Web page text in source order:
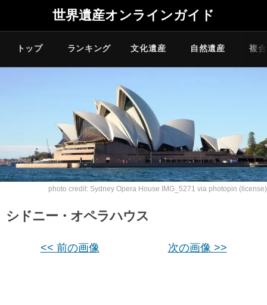
世界遺産オンラインガイド
トップ ランキング 文化遺産 自然遺産 複
photo credit: Sydney Opera House IMG_5271 via photopin (license)
シドニー・オペラハウス
<< 前の画像 次の画像 >>